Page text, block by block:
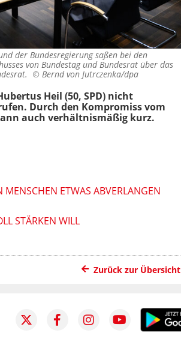
der Bundesregierung saßen bei den
von Bundestag und Bundesrat über das
© Bernd von Jutrczenka/dpa
Heil (50, SPD) nicht
Durch den Kompromiss vom
auch verhältnismäßig kurz.
ETWAS ABVERLANGEN
STÄRKEN WILL
Zurück zur Übersicht